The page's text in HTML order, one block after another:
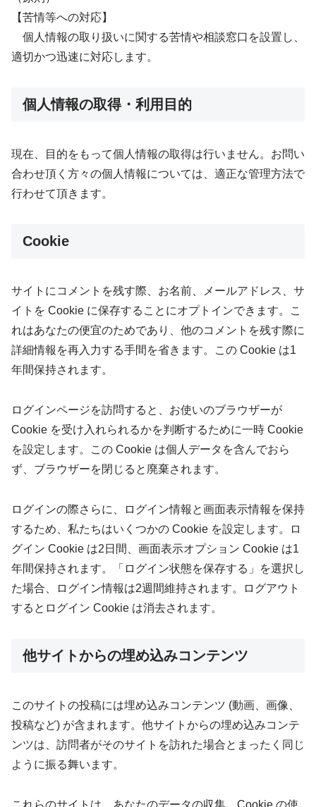
【苦情等への対応】
個人情報の取り扱いに関する苦情や相談窓口を設置し、
適切かつ迅速に対応します。
個人情報の取得・利用目的
現在、目的をもって個人情報の取得は行いません。お問い
合わせ頂く方々の個人情報については、適正な管理方法で
行わせて頂きます。
Cookie
サイトにコメントを残す際、お名前、メールアドレス、サ
イトを Cookie に保存することにオプトインできます。こ
れはあなたの便宜のためであり、他のコメントを残す際に
詳細情報を再入力する手間を省きます。この Cookie は1
年間保持されます。
ログインページを訪問すると、お使いのブラウザーが
Cookie を受け入れられるかを判断するために一時 Cookie
を設定します。この Cookie は個人データを含んでおら
ず、ブラウザーを閉じると廃棄されます。
ログインの際さらに、ログイン情報と画面表示情報を保持
するため、私たちはいくつかの Cookie を設定します。ロ
グイン Cookie は2日間、画面表示オプション Cookie は1
年間保持されます。「ログイン状態を保存する」を選択し
た場合、ログイン情報は2週間維持されます。ログアウト
するとログイン Cookie は消去されます。
他サイトからの埋め込みコンテンツ
このサイトの投稿には埋め込みコンテンツ (動画、画像、
投稿など) が含まれます。他サイトからの埋め込みコンテ
ンツは、訪問者がそのサイトを訪れた場合とまったく同じ
ように振る舞います。
これらのサイトは、あなたのデータの収集、Cookie の使